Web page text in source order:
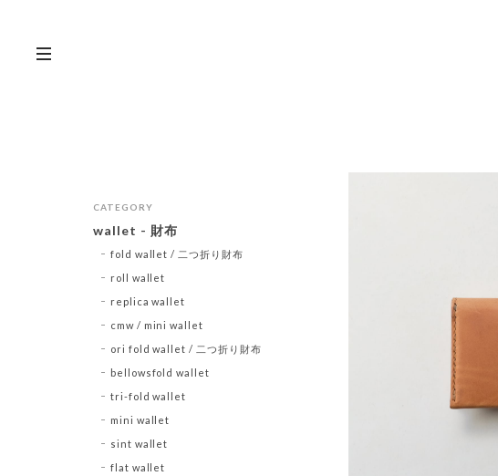
CATEGORY
wallet - 財布
fold wallet / 二つ折り財布
roll wallet
replica wallet
cmw / mini wallet
ori fold wallet / 二つ折り財布
bellowsfold wallet
tri-fold wallet
mini wallet
sint wallet
flat wallet